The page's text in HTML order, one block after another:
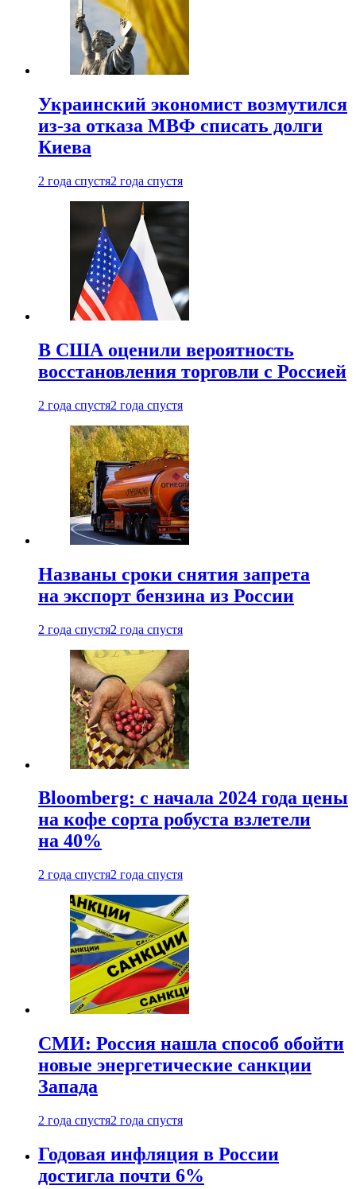
Украинский экономист возмутился
из-за отказа МВФ списать долги
Киева
2 года спустя2 года спустя
В США оценили вероятность
восстановления торговли с Россией
2 года спустя2 года спустя
Названы сроки снятия запрета
на экспорт бензина из России
2 года спустя2 года спустя
Bloomberg: с начала 2024 года цены
на кофе сорта робуста взлетели
на 40%
2 года спустя2 года спустя
СМИ: Россия нашла способ обойти
новые энергетические санкции
Запада
2 года спустя2 года спустя
Годовая инфляция в России
достигла почти 6%